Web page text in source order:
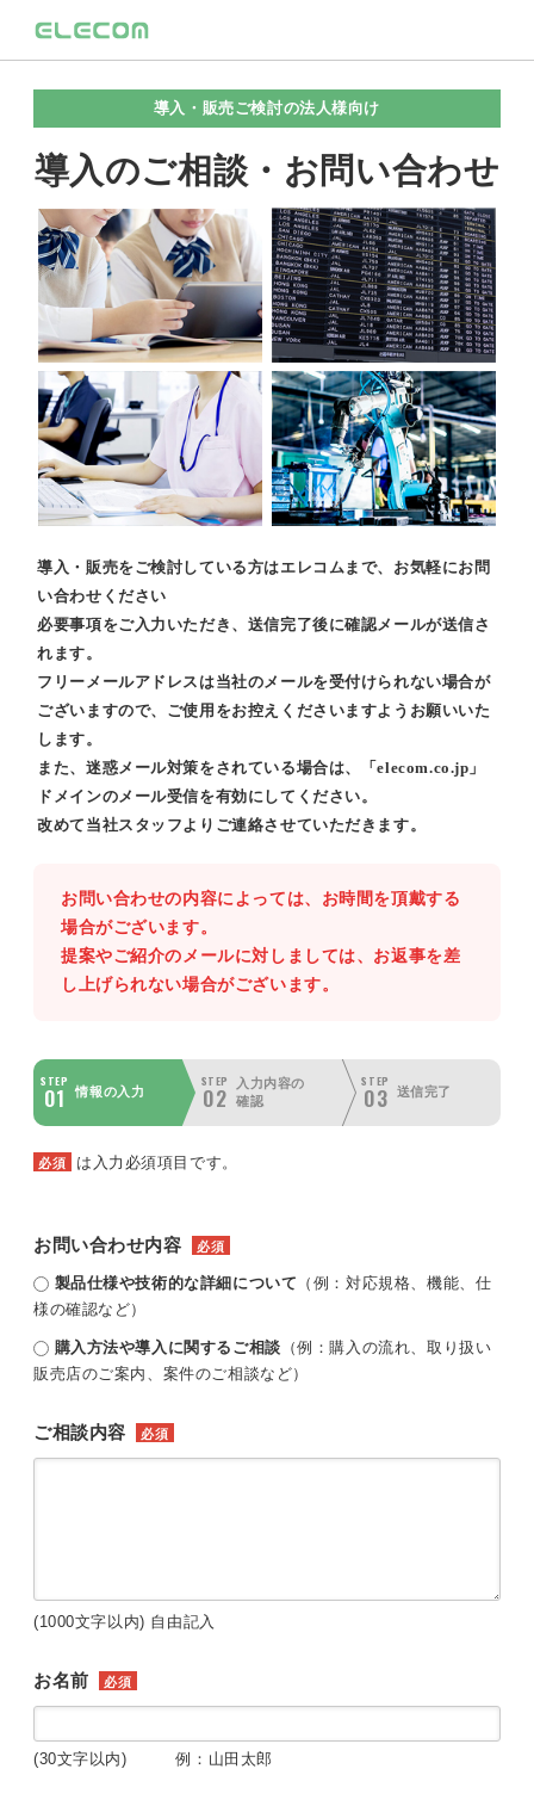
導入・販売ご検討の法人様向け
導入のご相談・お問い合わせ
導入・販売をご検討している方はエレコムまで、お気軽にお問
い合わせください
必要事項をご入力いただき、送信完了後に確認メールが送信さ
れます。
フリーメールアドレスは当社のメールを受付けられない場合が
ございますので、ご使用をお控えくださいますようお願いいた
します。
また、迷惑メール対策をされている場合は、「elecom.co.jp」
ドメインのメール受信を有効にしてください。
改めて当社スタッフよりご連絡させていただきます。
お問い合わせの内容によっては、お時間を頂戴する
場合がございます。
提案やご紹介のメールに対しましては、お返事を差
し上げられない場合がございます。
STEP
01 情報の入力
STEP
02
入力内容の
確認
STEP
03 送信完了
必須 は入力必須項目です。
お問い合わせ内容 必須
製品仕様や技術的な詳細について （例：対応規格、機能、仕
様の確認など）
購入方法や導入に関するご相談 （例：購入の流れ、取り扱い
販売店のご案内、案件のご相談など）
ご相談内容 必須
(1000文字以内) 自由記入
お名前 必須
(30文字以内) 例：山田太郎